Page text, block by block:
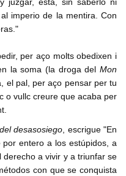
imperio de la mentira. Con
per aço molts obedixen i
la soma (la droga del Mon
el pal, per aço pensar per tu
o vullc creure que acaba per
desasosiego, escrigue "En
entero a los estúpidos, a
derecho a vivir y a triunfar se
con que se conquista